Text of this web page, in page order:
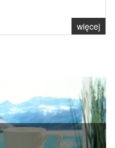
więcej